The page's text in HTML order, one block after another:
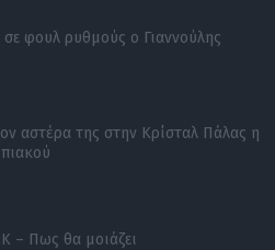
φουλ ρυθμούς ο Γιαννούλης
αστέρα της στην Κρίσταλ Πάλας η
– Πως θα μοιάζει